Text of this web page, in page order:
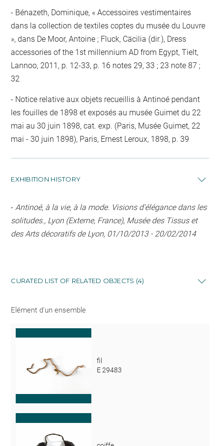
Bénazeth, Dominique, « Accessoires vestimentaires
dans la collection de textiles coptes du musée du Louvre
», dans De Moor, Antoine ; Fluck, Cäcilia (dir.), Dress
accessories of the 1st millennium AD from Egypt, Tielt,
Lannoo, 2011, p. 12-33, p. 16 notes 29, 33 ; 23 note 87 ;
32
Notice relative aux objets recueillis à Antinoé pendant
les fouilles de 1898 et exposés au musée Guimet du 22
mai au 30 juin 1898, cat. exp. (Paris, Musée Guimet, 22
mai - 30 juin 1898), Paris, Ernest Leroux, 1898, p. 39
EXHIBITION HISTORY
- Antinoé, à la vie, à la mode. Visions d'élégance dans les
solitudes., Lyon (Externe, France), Musée des Tissus et
des Arts décoratifs de Lyon, 01/10/2013 - 20/02/2014
CURATED LIST OF RELATED OBJECTS (4)
Elément d'un ensemble
fil
E 29483